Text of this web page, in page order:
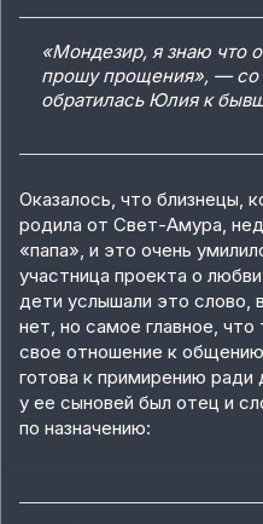
«Мондезир, я знаю что
прошу прощения», — со
обратилась Юлия к
Оказалось, что близнецы,
родила от Свет-Амура,
«папа», и это очень
участница проекта о
дети услышали это слово,
нет, но самое главное,
свое отношение к
готова к примирению
у ее сыновей был отец и
по назначению: